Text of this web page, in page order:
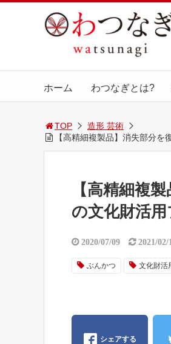
ホーム わつなぎとは?
TOP
造形 芸術
【高精細複製品】消失部分
【高精細複
の文化財活
2020/07/09 2021/02/
ぶんかつ 文化財活
シェアする